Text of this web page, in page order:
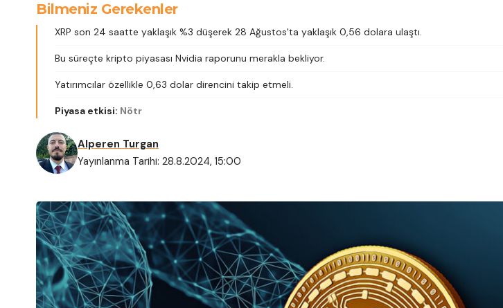
Bilmeniz Gerekenler
XRP son 24 saatte yaklaşık %3 düşerek 28 Ağustos'ta yaklaşık 0,56 dolara ulaştı.
Bu süreçte kripto piyasası Nvidia raporunu merakla bekliyor.
Yatırımcılar özellikle 0,63 dolar direncini takip etmeli.
Piyasa etkisi: Nötr
Yayınlanma Tarihi: 28.8.2024, 15:00
Alperen Turgan